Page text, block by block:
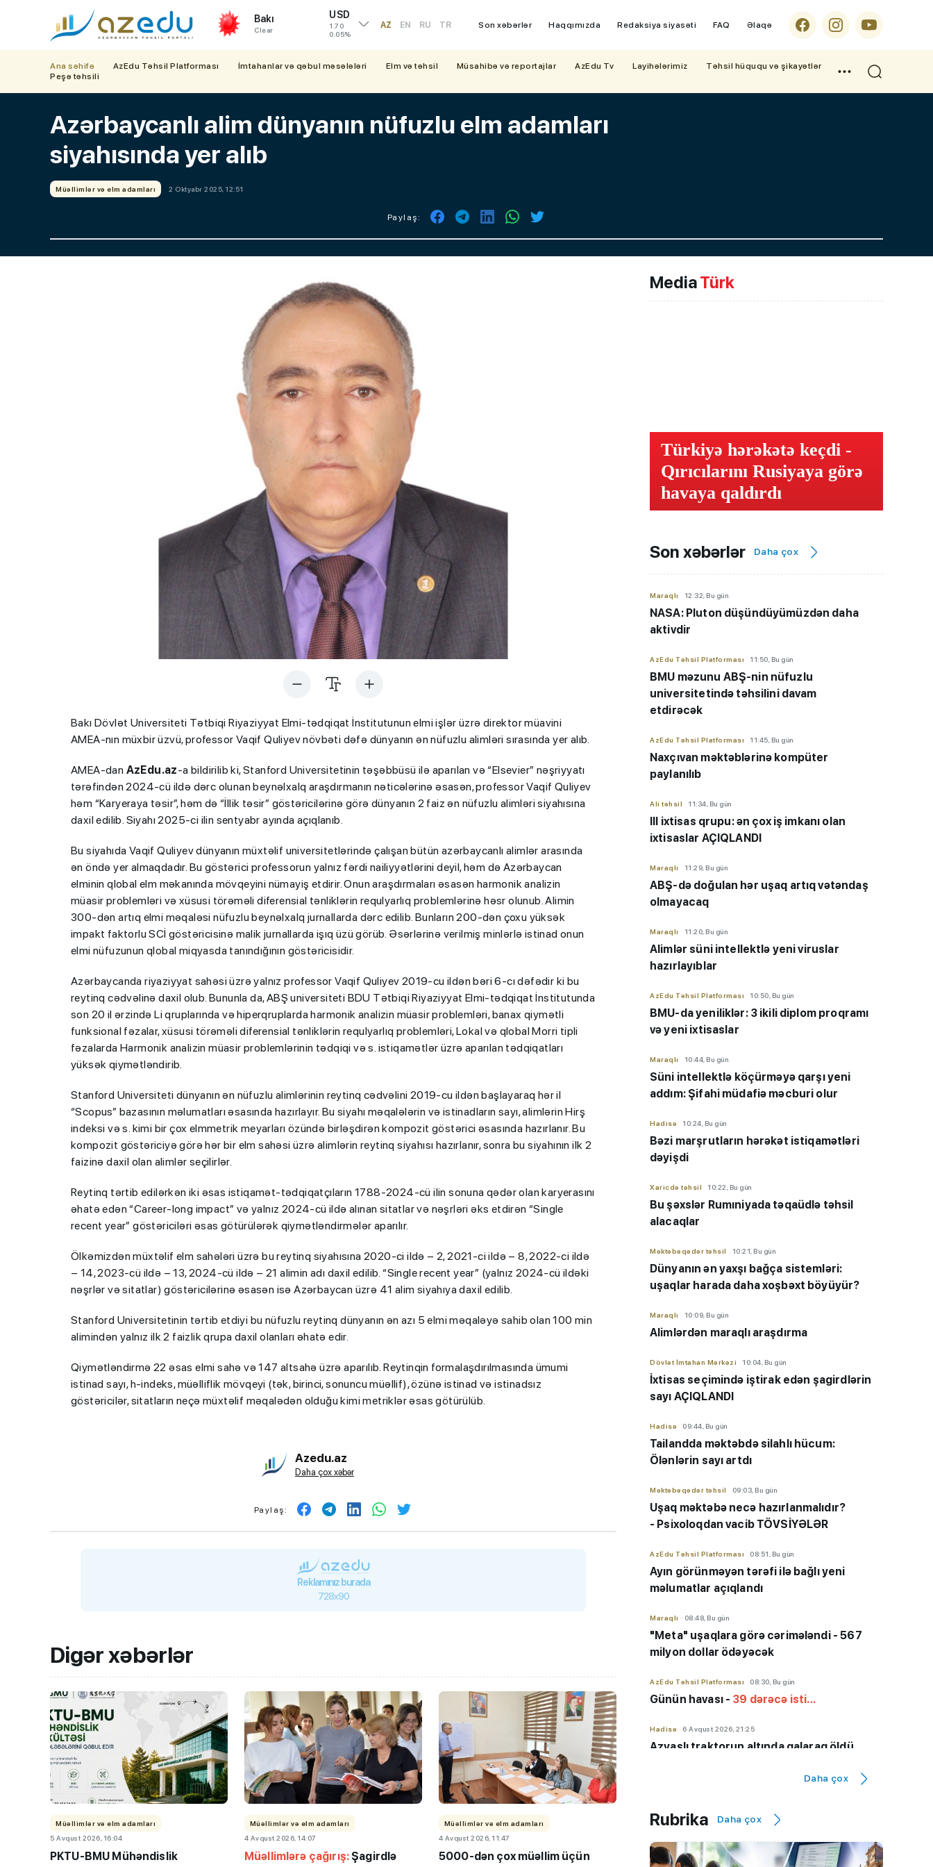
Bakı
Clear
USD
1.70
0.05%
AZ EN RU TR Son xəbərlər Haqqımızda Redaksiya siyasəti FAQ Əlaqə
Ana səhifə AzEdu Təhsil Platforması İmtahanlar və qəbul məsələləri Elm və təhsil Müsahibə və reportajlar AzEdu Tv Layihələrimiz
Təhsil hüququ və şikayətlər
Peşə təhsili
Azərbaycanlı alim dünyanın nüfuzlu elm adamları
siyahısında yer alıb
Müəllimlər və elm adamları 2 Oktyabr 2025, 12:51
Paylaş:
Bakı Dövlət Universiteti Tətbiqi Riyaziyyat Elmi-tədqiqat İnstitutunun elmi işlər üzrə direktor müavini
AMEA-nın müxbir üzvü, professor Vaqif Quliyev növbəti dəfə dünyanın ən nüfuzlu alimləri sırasında yer alıb.
AMEA-dan AzEdu.az-a bildirilib ki, Stanford Universitetinin təşəbbüsü ilə aparılan və “Elsevier” nəşriyyatı
tərəfindən 2024-cü ildə dərc olunan beynəlxalq araşdırmanın nəticələrinə əsasən, professor Vaqif Quliyev
həm “Karyeraya təsir”, həm də “İllik təsir” göstəricilərinə görə dünyanın 2 faiz ən nüfuzlu alimləri siyahısına
daxil edilib. Siyahı 2025-ci ilin sentyabr ayında açıqlanıb.
Bu siyahıda Vaqif Quliyev dünyanın müxtəlif universitetlərində çalışan bütün azərbaycanlı alimlər arasında
ən öndə yer almaqdadır. Bu göstərici professorun yalnız fərdi nailiyyətlərini deyil, həm də Azərbaycan
elminin qlobal elm məkanında mövqeyini nümayiş etdirir. Onun araşdırmaları əsasən harmonik analizin
müasir problemləri və xüsusi törəməli diferensial tənliklərin requlyarlıq problemlərinə həsr olunub. Alimin
300-dən artıq elmi məqaləsi nüfuzlu beynəlxalq jurnallarda dərc edilib. Bunların 200-dən çoxu yüksək
impakt faktorlu SCİ göstəricisinə malik jurnallarda işıq üzü görüb. Əsərlərinə verilmiş minlərlə istinad onun
elmi nüfuzunun qlobal miqyasda tanındığının göstəricisidir.
Azərbaycanda riyaziyyat sahəsi üzrə yalnız professor Vaqif Quliyev 2019-cu ildən bəri 6-cı dəfədir ki bu
reytinq cədvəlinə daxil olub. Bununla da, ABŞ universiteti BDU Tətbiqi Riyaziyyat Elmi-tədqiqat İnstitutunda
son 20 il ərzində Li qruplarında və hiperqruplarda harmonik analizin müasir problemləri, banax qiymətli
funksional fəzalar, xüsusi törəməli diferensial tənliklərin requlyarlıq problemləri, Lokal və qlobal Morri tipli
fəzalarda Harmonik analizin müasir problemlərinin tədqiqi və s. istiqamətlər üzrə aparılan tədqiqatları
yüksək qiymətləndirib.
Stanford Universiteti dünyanın ən nüfuzlu alimlərinin reytinq cədvəlini 2019-cu ildən başlayaraq hər il
“Scopus” bazasının məlumatları əsasında hazırlayır. Bu siyahı məqalələrin və istinadların sayı, alimlərin Hirş
indeksi və s. kimi bir çox elmmetrik meyarları özündə birləşdirən kompozit göstərici əsasında hazırlanır. Bu
kompozit göstəriciyə görə hər bir elm sahəsi üzrə alimlərin reytinq siyahısı hazırlanır, sonra bu siyahının ilk 2
faizinə daxil olan alimlər seçilirlər.
Reytinq tərtib edilərkən iki əsas istiqamət-tədqiqatçıların 1788-2024-cü ilin sonuna qədər olan karyerasını
əhatə edən “Career-long impact” və yalnız 2024-cü ildə alınan sitatlar və nəşrləri əks etdirən “Single
recent year” göstəriciləri əsas götürülərək qiymətləndirmələr aparılır.
Ölkəmizdən müxtəlif elm sahələri üzrə bu reytinq siyahısına 2020-ci ildə – 2, 2021-ci ildə – 8, 2022-ci ildə
– 14, 2023-cü ildə – 13, 2024-cü ildə – 21 alimin adı daxil edilib. “Single recent year” (yalnız 2024-cü ildəki
nəşrlər və sitatlar) göstəricilərinə əsasən isə Azərbaycan üzrə 41 alim siyahıya daxil edilib.
Stanford Universitetinin tərtib etdiyi bu nüfuzlu reytinq dünyanın ən azı 5 elmi məqaləyə sahib olan 100 min
alimindən yalnız ilk 2 faizlik qrupa daxil olanları əhatə edir.
Qiymətləndirmə 22 əsas elmi sahə və 147 altsahə üzrə aparılıb. Reytinqin formalaşdırılmasında ümumi
istinad sayı, h-indeks, müəlliflik mövqeyi (tək, birinci, sonuncu müəllif), özünə istinad və istinadsız
göstəricilər, sitatların neçə müxtəlif məqalədən olduğu kimi metriklər əsas götürülüb.
Azedu.az
Daha çox xəbər
Paylaş:
Reklamınız burada
728x90
Digər xəbərlər
Müəllimlər və elm adamları
5 Avqust 2026, 16:04
PKTU-BMU Mühəndislik
Müəllimlər və elm adamları
4 Avqust 2026, 14:07
Müəllimlərə çağırış:Şagirdlə
Müəllimlər və elm adamları
4 Avqust 2026, 11:47
5000-dən çox müəllim üçün
MediaTürk
Türkiyə hərəkətə keçdi -
Qırıcılarını Rusiyaya görə
havaya qaldırdı
Son xəbərlər Daha çox
Maraqlı 12:32, Bu gün
NASA: Pluton düşündüyümüzdən daha
aktivdir
AzEdu Təhsil Platforması 11:50, Bu gün
BMU məzunu ABŞ-nin nüfuzlu
universitetində təhsilini davam
etdirəcək
AzEdu Təhsil Platforması 11:45, Bu gün
Naxçıvan məktəblərinə kompüter
paylanılıb
Ali təhsil 11:34, Bu gün
III ixtisas qrupu: ən çox iş imkanı olan
ixtisaslar AÇIQLANDI
Maraqlı 11:29, Bu gün
ABŞ-də doğulan hər uşaq artıq vətəndaş
olmayacaq
Maraqlı 11:20, Bu gün
Alimlər süni intellektlə yeni viruslar
hazırlayıblar
AzEdu Təhsil Platforması 10:50, Bu gün
BMU-da yeniliklər: 3 ikili diplom proqramı
və yeni ixtisaslar
Maraqlı 10:44, Bu gün
Süni intellektlə köçürməyə qarşı yeni
addım: Şifahi müdafiə məcburi olur
Hadisə 10:24, Bu gün
Bəzi marşrutların hərəkət istiqamətləri
dəyişdi
Xaricdə təhsil 10:22, Bu gün
Bu şəxslər Rumıniyada təqaüdlə təhsil
alacaqlar
Məktəbəqədər təhsil 10:21, Bu gün
Dünyanın ən yaxşı bağça sistemləri:
uşaqlar harada daha xoşbəxt böyüyür?
Maraqlı 10:09, Bu gün
Alimlərdən maraqlı araşdırma
Dövlət İmtahan Mərkəzi 10:04, Bu gün
İxtisas seçimində iştirak edən şagirdlərin
sayı AÇIQLANDI
Hadisə 09:44, Bu gün
Tailandda məktəbdə silahlı hücum:
Ölənlərin sayı artdı
Məktəbəqədər təhsil 09:03, Bu gün
Uşaq məktəbə necə hazırlanmalıdır?
- Psixoloqdan vacib TÖVSİYƏLƏR
AzEdu Təhsil Platforması 08:51, Bu gün
Ayın görünməyən tərəfi ilə bağlı yeni
məlumatlar açıqlandı
Maraqlı 08:48, Bu gün
"Meta" uşaqlara görə cərimələndi - 567
milyon dollar ödəyəcək
AzEdu Təhsil Platforması 08:30, Bu gün
Günün havası - 39 dərəcə isti...
Hadisə 6 Avqust 2026, 21:25
Azyaşlı traktorun altında qalaraq öldü
Dövlət İmtahan Mərkəzi 6 Avqust 2026, 17:47
1317 taksi sürücüsü imtahandan keçib
Daha çox
Rubrika Daha çox